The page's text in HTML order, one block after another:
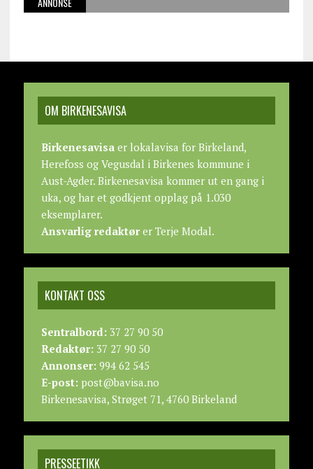
OM BIRKENESAVISA
Birkenesavisaer lokalavisa for Birkeland,
Herefoss og Vegusdal i Birkenes kommune i
Aust-Agder. Birkenesavisa kommer ut en gang i
uka, og har et godkjent opplag på 1.030
eksemplarer.
Ansvarlig redaktører Terje Modal.
KONTAKT OSS
Sentralbord:37 27 90 50
Redaktør:37 27 90 50
Annonser:994 62 545
E-post:post@bavisa.no
Birkenesavisa, Strøget 71, 4760 Birkeland
PRESSEETIKK